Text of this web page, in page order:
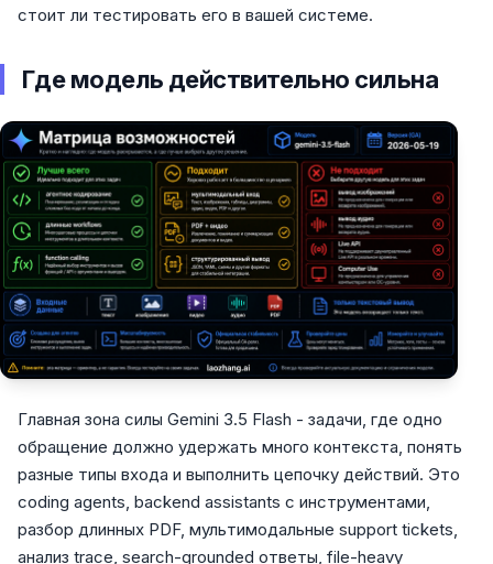
стоит ли тестировать его в вашей системе.
Где модель действительно сильна
Главная зона силы Gemini 3.5 Flash - задачи, где одно
обращение должно удержать много контекста, понять
разные типы входа и выполнить цепочку действий. Это
coding agents, backend assistants с инструментами,
разбор длинных PDF, мультимодальные support tickets,
анализ trace, search-grounded ответы, file-heavy